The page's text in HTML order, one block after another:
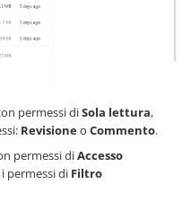
permessi diSola lettura,
Revisioneo Commento.
permessi diAccesso
permessi di Filtro